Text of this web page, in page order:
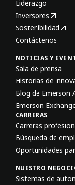
Liderazgo
Inversores
Sostenibilidad
Contáctenos
NOTICIAS Y
Sala de prensa
Historias de
Blog de Emerson
Emerson Exchange
CARRERAS
Carreras
Búsqueda de
Oportunidades
NUESTRO
Sistemas de